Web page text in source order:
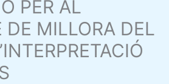
PER AL
DE MILLORA DEL